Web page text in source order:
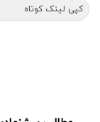
کپی لینک کوتاه